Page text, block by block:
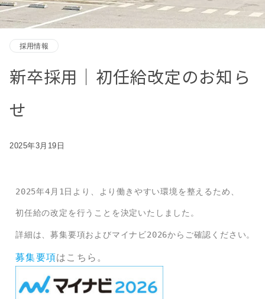
採用情報
新卒採用│初任給改定のお知ら
せ
2025年3月19日
2025年4月1日より、より働きやすい環境を整えるため、
初任給の改定を行うことを決定いたしました。
募集要項はこちら。